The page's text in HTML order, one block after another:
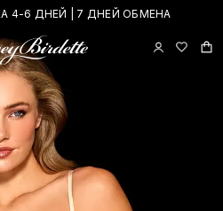
4-6 ДНЕЙ | 7 ДНЕЙ ОБМЕНА